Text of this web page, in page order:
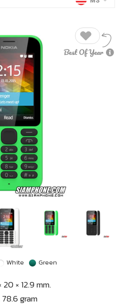
White Green
20 × 12.9 mm.
gram